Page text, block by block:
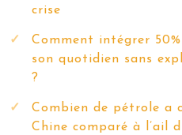
crise
Comment intégrer
son quotidien sans
?
Combien de pétrole a
Chine comparé à l’ail